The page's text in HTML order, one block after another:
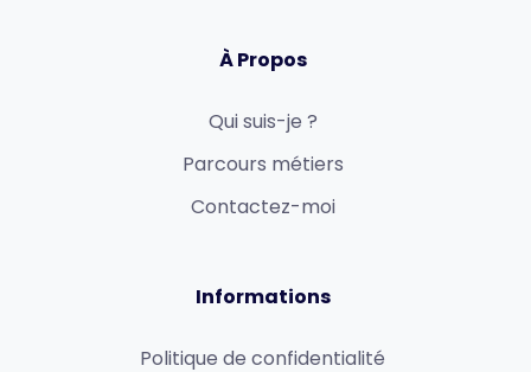
À Propos
Qui suis-je ?
Parcours métiers
Contactez-moi
Informations
Politique de confidentialité